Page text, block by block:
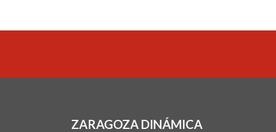
ZARAGOZA DINÁMICA